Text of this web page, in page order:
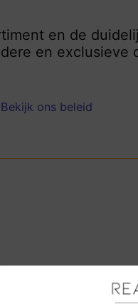
en de
en exclusieve
Bekijk ons beleid
zoekt!